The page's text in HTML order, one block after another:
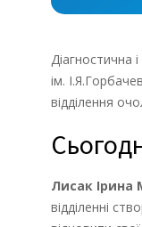
Діагностична
ім.
відділення
Лисак Ірина
відділенні